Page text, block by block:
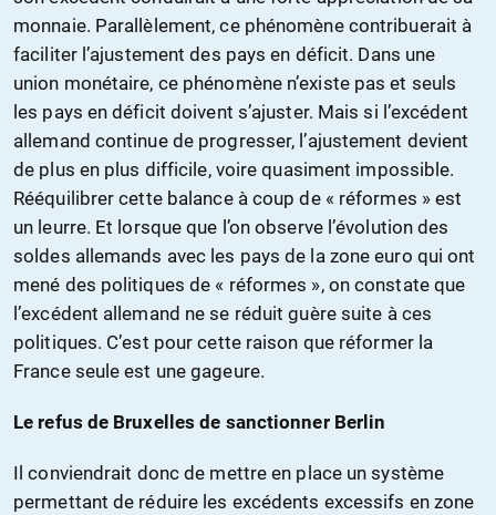
monnaie. Parallèlement, ce phénomène contribuerait à
faciliter l’ajustement des pays en déficit. Dans une
union monétaire, ce phénomène n’existe pas et seuls
les pays en déficit doivent s’ajuster. Mais si l’excédent
allemand continue de progresser, l’ajustement devient
de plus en plus difficile, voire quasiment impossible.
Rééquilibrer cette balance à coup de « réformes » est
un leurre. Et lorsque que l’on observe l’évolution des
soldes allemands avec les pays de la zone euro qui ont
mené des politiques de « réformes », on constate que
l’excédent allemand ne se réduit guère suite à ces
politiques. C’est pour cette raison que réformer la
France seule est une gageure.
Le refus de Bruxelles de sanctionner Berlin
Il conviendrait donc de mettre en place un système
permettant de réduire les excédents excessifs en zone